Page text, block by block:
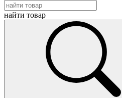
найти товар